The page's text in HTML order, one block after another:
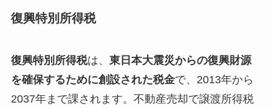
復興特別所得税
復興特別所得税は、 東日本大震災からの復興財源
を確保するために創設された税金で、2013年から
2037年まで課されます。不動産売却で譲渡所得税